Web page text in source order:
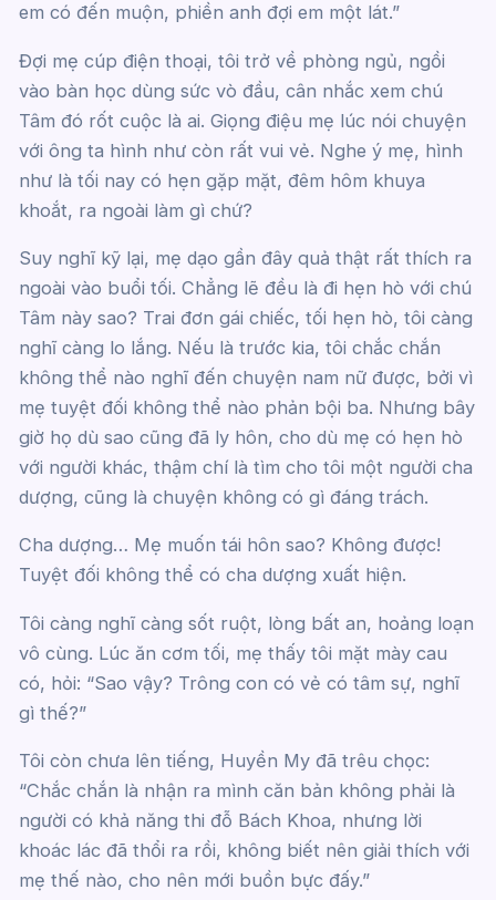
em có đến muộn, phiền anh đợi em một lát.”
Đợi mẹ cúp điện thoại, tôi trở về phòng ngủ, ngồi
vào bàn học dùng sức vò đầu, cân nhắc xem chú
Tâm đó rốt cuộc là ai. Giọng điệu mẹ lúc nói chuyện
với ông ta hình như còn rất vui vẻ. Nghe ý mẹ, hình
như là tối nay có hẹn gặp mặt, đêm hôm khuya
khoắt, ra ngoài làm gì chứ?
Suy nghĩ kỹ lại, mẹ dạo gần đây quả thật rất thích ra
ngoài vào buổi tối. Chẳng lẽ đều là đi hẹn hò với chú
Tâm này sao? Trai đơn gái chiếc, tối hẹn hò, tôi càng
nghĩ càng lo lắng. Nếu là trước kia, tôi chắc chắn
không thể nào nghĩ đến chuyện nam nữ được, bởi vì
mẹ tuyệt đối không thể nào phản bội ba. Nhưng bây
giờ họ dù sao cũng đã ly hôn, cho dù mẹ có hẹn hò
với người khác, thậm chí là tìm cho tôi một người cha
dượng, cũng là chuyện không có gì đáng trách.
Cha dượng… Mẹ muốn tái hôn sao? Không được!
Tuyệt đối không thể có cha dượng xuất hiện.
Tôi càng nghĩ càng sốt ruột, lòng bất an, hoảng loạn
vô cùng. Lúc ăn cơm tối, mẹ thấy tôi mặt mày cau
có, hỏi: “Sao vậy? Trông con có vẻ có tâm sự, nghĩ
gì thế?”
Tôi còn chưa lên tiếng, Huyền My đã trêu chọc:
“Chắc chắn là nhận ra mình căn bản không phải là
người có khả năng thi đỗ Bách Khoa, nhưng lời
khoác lác đã thổi ra rồi, không biết nên giải thích với
mẹ thế nào, cho nên mới buồn bực đấy.”